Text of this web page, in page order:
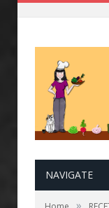
NAVIGATE